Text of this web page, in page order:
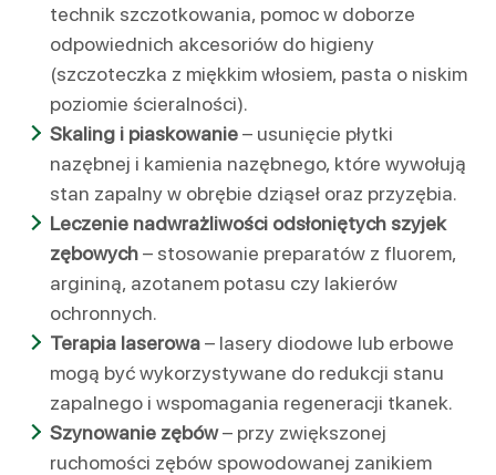
technik szczotkowania, pomoc w doborze
odpowiednich akcesoriów do higieny
(szczoteczka z miękkim włosiem, pasta o niskim
poziomie ścieralności).
Skaling i piaskowanie– usunięcie płytki
nazębnej i kamienia nazębnego, które wywołują
stan zapalny w obrębie dziąseł oraz przyzębia.
Leczenie nadwrażliwości odsłoniętych szyjek
zębowych– stosowanie preparatów z fluorem,
argininą, azotanem potasu czy lakierów
ochronnych.
Terapia laserowa– lasery diodowe lub erbowe
mogą być wykorzystywane do redukcji stanu
zapalnego i wspomagania regeneracji tkanek.
Szynowanie zębów– przy zwiększonej
ruchomości zębów spowodowanej zanikiem